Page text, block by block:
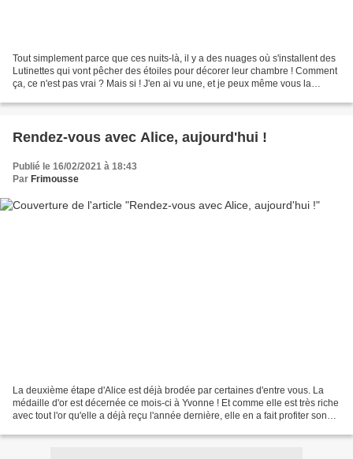
Tout simplement parce que ces nuits-là, il y a des nuages où s'installent des
Lutinettes qui vont pêcher des étoiles pour décorer leur chambre ! Comment
ça, ce n'est pas vrai ? Mais si ! J'en ai vu une, et je peux même vous la
Rendez-vous avec Alice, aujourd'hui !
Publié le 16/02/2021 à 18:43
Par Frimousse
La deuxième étape d'Alice est déjà brodée par certaines d'entre vous. La
médaille d'or est décernée ce mois-ci à Yvonne ! Et comme elle est très riche
avec tout l'or qu'elle a déjà reçu l'année dernière, elle en a fait profiter son